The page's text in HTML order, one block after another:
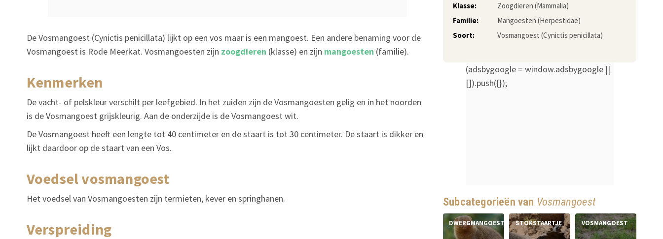
De Vosmangoest (Cynictis penicillata) lijkt op een vos maar is een mangoest. Een andere benaming voor de
Vosmangoest is Rode Meerkat. Vosmangoesten zijn zoogdieren (klasse) en zijn mangoesten (familie).
kenmerken
De vacht- of pelskleur verschilt per leefgebied. In het zuiden zijn de Vosmangoesten gelig en in het noorden
is de Vosmangoest grijskleurig. Aan de onderzijde is de Vosmangoest wit.
De Vosmangoest heeft een lengte tot 40 centimeter en de staart is tot 30 centimeter. De staart is dikker en
lijkt daardoor op de staart van een Vos.
voedsel vosmangoest
Het voedsel van Vosmangoesten zijn termieten, kever en springhanen.
verspreiding
Klasse:
Zoogdieren (Mammalia)
Familie:
Mangoesten (Herpestidae)
Soort:
Vosmangoest (Cynictis penicillata)
(adsbygoogle = window.adsbygoogle ||
[]).push({});
Subcategorieën van Vosmangoest
DWERGMANGOEST STOKSTAARTJE VOSMANGOEST